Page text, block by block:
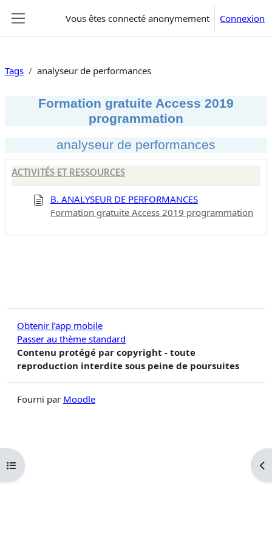
Vous êtes connecté anonymement Connexion
Ouvrir l’index du cours
Tags analyseur de performances
Formation gratuite Access 2019
programmation
analyseur de performances
ACTIVITÉS ET RESSOURCES
B. ANALYSEUR DE PERFORMANCES
Formation gratuite Access 2019 programmation
Obtenir l’app mobile
Passer au thème standard
Contenu protégé par copyright - toute
reproduction interdite sous peine de poursuites
Fourni par Moodle